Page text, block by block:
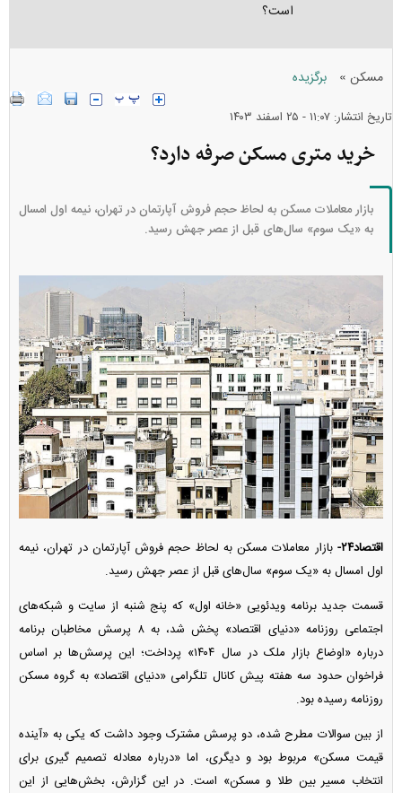
است؟
مسکن » برگزیده
تاریخ انتشار: ۱۱:۰۷ - ۲۵ اسفند ۱۴۰۳
خرید متری مسکن صرفه دارد؟
بازار معاملات مسکن به لحاظ حجم فروش آپارتمان در تهران، نیمه اول امسال
به «یک سوم» سال‌های قبل از عصر جهش رسید.
اقتصاد۲۴-
بازار معاملات مسکن به لحاظ حجم فروش آپارتمان در تهران، نیمه
اول امسال به «یک سوم» سال‌های قبل از عصر جهش رسید.
قسمت جدید برنامه ویدئویی «خانه اول» که پنج شنبه از سایت و شبکه‌های
اجتماعی روزنامه «دنیای اقتصاد» پخش شد، به ۸ پرسش مخاطبان برنامه
درباره «اوضاع بازار ملک در سال ۱۴۰۴» پرداخت؛ این پرسش‌ها بر اساس
فراخوان حدود سه هفته پیش کانال تلگرامی «دنیای اقتصاد» به گروه مسکن
روزنامه رسیده بود.
از بین سوالات مطرح شده، دو پرسش مشترک وجود داشت که یکی به «آینده
قیمت مسکن» مربوط بود و دیگری، اما «درباره معادله تصمیم گیری برای
انتخاب مسیر بین طلا و مسکن» است. در این گزارش، بخش‌هایی از این